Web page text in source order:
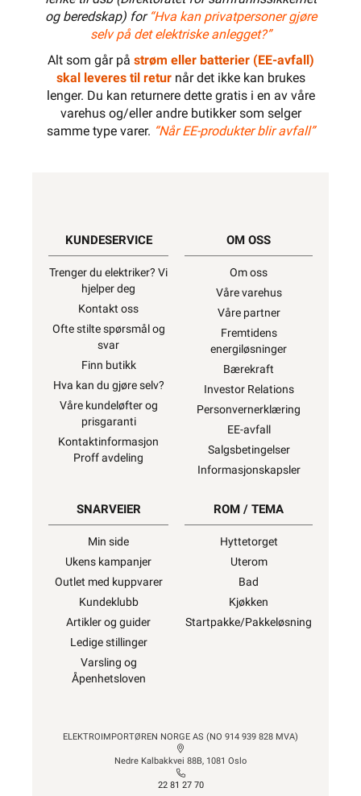
og beredskap) for “Hva kan privatpersoner gjøre
selv på det elektriske anlegget?”
Alt som går på strøm eller batterier (EE-avfall)
skal leveres til returnår det ikke kan brukes
lenger. Du kan returnere dette gratis i en av våre
varehus og/eller andre butikker som selger
samme type varer. “Når EE-produkter blir avfall”
KUNDESERVICE
Trenger du elektriker? Vi
hjelper deg
Kontakt oss
Ofte stilte spørsmål og
svar
Finn butikk
Hva kan du gjøre selv?
Våre kundeløfter og
prisgaranti
Kontaktinformasjon
Proff avdeling
OM OSS
Om oss
Våre varehus
Våre partner
Fremtidens
energiløsninger
Bærekraft
Investor Relations
Personvernerklæring
EE-avfall
Salgsbetingelser
Informasjonskapsler
SNARVEIER
Min side
Ukens kampanjer
Outlet med kuppvarer
Kundeklubb
Artikler og guider
Ledige stillinger
Varsling og
Åpenhetsloven
ROM / TEMA
Hyttetorget
Uterom
Bad
Kjøkken
Startpakke/Pakkeløsning
ELEKTROIMPORTØREN NORGE AS (NO 914 939 828 MVA)
Nedre Kalbakkvei 88B, 1081 Oslo
22 81 27 70